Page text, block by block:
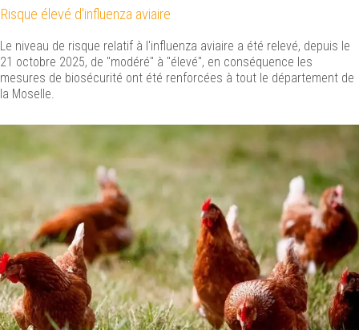
Risque élevé d'influenza aviaire
Le niveau de risque relatif à l'influenza aviaire a été relevé, depuis le
21 octobre 2025, de "modéré" à "élevé", en conséquence les
mesures de biosécurité ont été renforcées à tout le département de
la Moselle.